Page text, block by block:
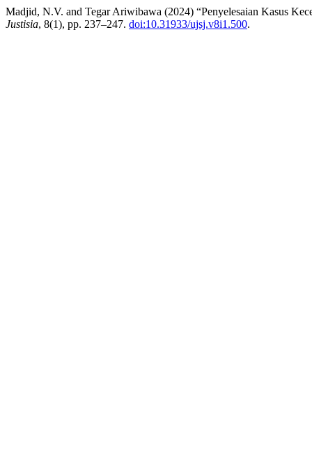
Madjid, N.V. and Tegar Ariwibawa (2024) “Penyelesaian Kasus
Justisia, 8(1), pp. 237–247. doi:10.31933/ujsj.v8i1.500.